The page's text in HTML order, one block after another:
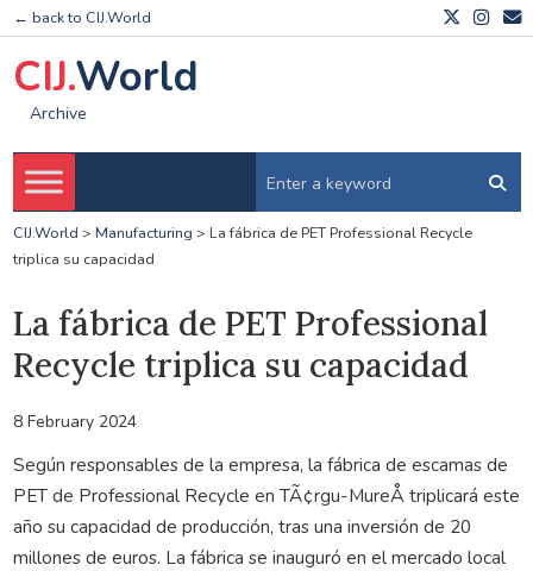
← back to CIJ.World
CIJ.World
Archive
CIJ.World > Manufacturing > La fábrica de PET Professional Recycle
triplica su capacidad
La fábrica de PET Professional
Recycle triplica su capacidad
8 February 2024
Según responsables de la empresa, la fábrica de escamas de
PET de Professional Recycle en TÃ¢rgu-MureÅ triplicará este
año su capacidad de producción, tras una inversión de 20
millones de euros. La fábrica se inauguró en el mercado local